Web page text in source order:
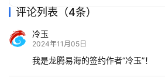
评论列表（4条）
冷玉
2024年11月05日
我是龙腾易海的签约作者“冷玉”！